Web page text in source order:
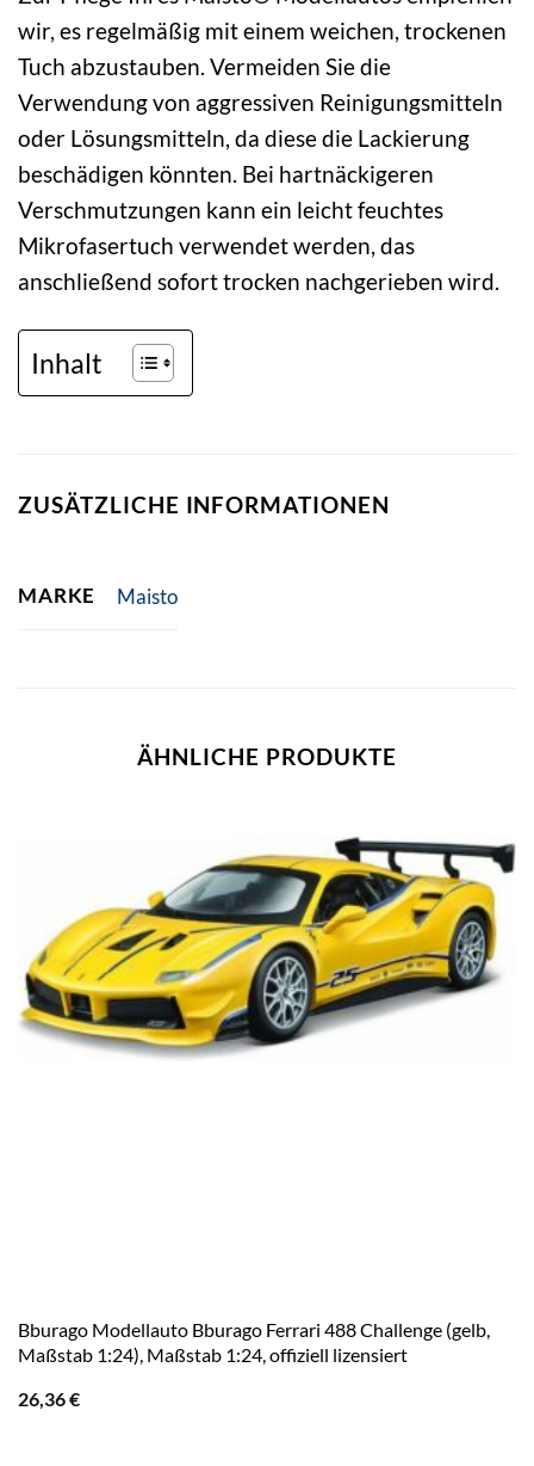
wir, es regelmäßig mit einem weichen, trockenen
Tuch abzustauben. Vermeiden Sie die
Verwendung von aggressiven Reinigungsmitteln
oder Lösungsmitteln, da diese die Lackierung
beschädigen könnten. Bei hartnäckigeren
Verschmutzungen kann ein leicht feuchtes
Mikrofasertuch verwendet werden, das
anschließend sofort trocken nachgerieben wird.
Inhalt
ZUSÄTZLICHE INFORMATIONEN
MARKE Maisto
ÄHNLICHE PRODUKTE
Bburago Modellauto Bburago Ferrari 488 Challenge (gelb,
Maßstab 1:24), Maßstab 1:24, offiziell lizensiert
26,36€